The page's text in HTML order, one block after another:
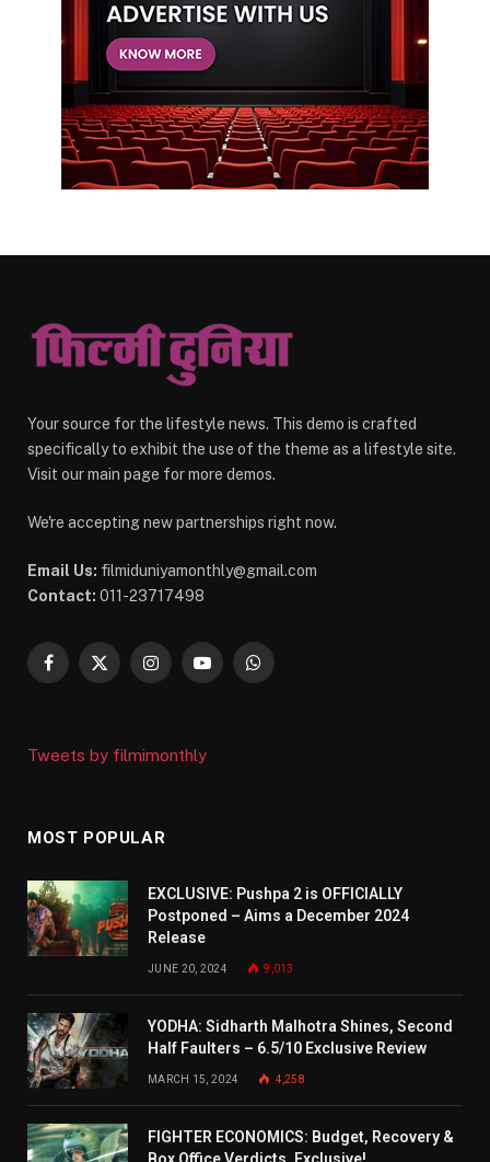
Your source for the lifestyle news. This demo is crafted
specifically to exhibit the use of the theme as a lifestyle site.
Visit our main page for more demos.
We're accepting new partnerships right now.
Email Us: filmiduniyamonthly@gmail.com
Contact: 011-23717498
Facebook
X
InstagramYouTubeWhatsApp
Tweets by filmimonthly
MOST POPULAR
EXCLUSIVE: Pushpa 2 is OFFICIALLY
Postponed – Aims a December 2024
Release
JUNE 20, 2024 9,013
YODHA: Sidharth Malhotra Shines, Second
Half Faulters – 6.5/10 Exclusive Review
MARCH 15, 2024 4,258
FIGHTER ECONOMICS: Budget, Recovery &